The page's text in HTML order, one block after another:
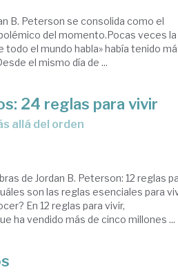
B. Peterson se consolida como el
del momento.Pocas veces la
todo el mundo habla» había tenido
el mismo día de ...
24 reglas para vivir
allá del orden
de Jordan B. Peterson: 12 reglas
son las reglas esenciales para
En 12 reglas para vivir,
ha vendido más de cinco millones ...